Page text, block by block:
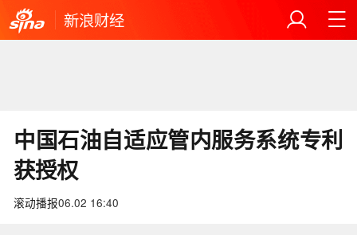
新浪财经
中国石油自适应管内服务系统专利
获授权
滚动播报06.02 16:40